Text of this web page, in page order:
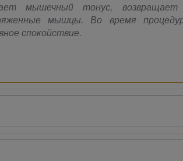
мышечный тонус, возвращает
мышцы. Во время
спокойствие.